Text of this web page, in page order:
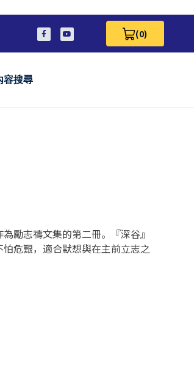
(0)
View Cart 0
容搜尋
勵志禱文集的第二冊。『深谷』
危艱，適合默想與在主前立志之